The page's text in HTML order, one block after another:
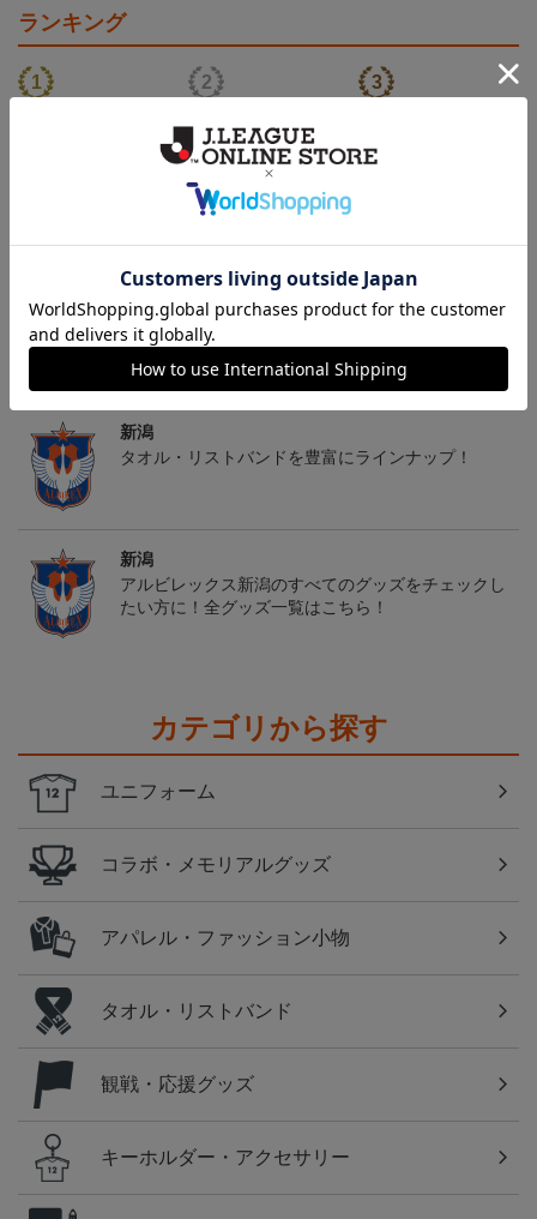
ランキング
26傘型サンシェード
4,400円
30周年記念アルビくんぬ
いぐるみ
3,520円
アルビレックス新潟 法人
設立30周年記念 アイシ
13,200円
新潟
タオル・リストバンドを豊富にラインナップ！
新潟
アルビレックス新潟のすべてのグッズをチェックし
たい方に！全グッズ一覧はこちら！
カテゴリから探す
ユニフォーム
コラボ・メモリアルグッズ
アパレル・ファッション小物
タオル・リストバンド
観戦・応援グッズ
キーホルダー・アクセサリー